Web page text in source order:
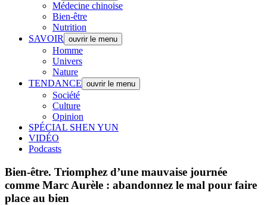
Médecine chinoise
Bien-être
Nutrition
SAVOIR
ouvrir le menu
Homme
Univers
Nature
TENDANCE ouvrir le menu
Société
Culture
Opinion
SPÉCIAL SHEN YUN
VIDÉO
Podcasts
Bien-être. Triomphez d’une mauvaise journée
comme Marc Aurèle : abandonnez le mal pour faire
place au bien